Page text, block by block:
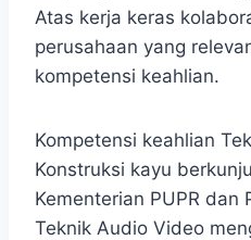
Atas kerja keras
perusahaan yang
kompetensi keahlian.
Kompetensi keahlian
Konstruksi kayu
Kementerian PUPR dan
Teknik Audio Video